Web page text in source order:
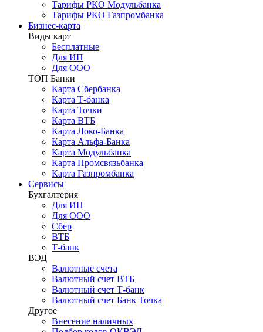
Тарифы РКО Модульбанка
Тарифы РКО Газпромбанка
Бизнес-карта
Виды карт
Бесплатные
Для ИП
Для ООО
ТОП Банки
Карта Сбербанка
Карта Т-банка
Карта Точки
Карта ВТБ
Карта Локо-Банка
Карта Альфа-Банка
Карта Модульбанка
Карта Промсвязьбанка
Карта Газпромбанка
Сервисы
Бухгалтерия
Для ИП
Для ООО
Сбер
ВТБ
Т-банк
ВЭД
Валютные счета
Валютный счет ВТБ
Валютный счет Т-банк
Валютный счет Банк Точка
Другое
Внесение наличных